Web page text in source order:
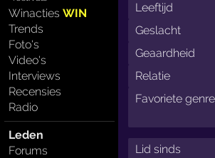
WinactiesWIN
Trends
Foto's
Video's
Interviews
Recensies
Radio
Leden
Forums
Leeftijd
Geslacht
Geaardheid
Relatie
Favoriete
Lid sinds